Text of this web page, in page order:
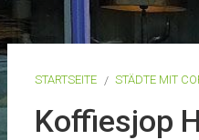
STARTSEITE STÄDTE MIT
Koffiesjop